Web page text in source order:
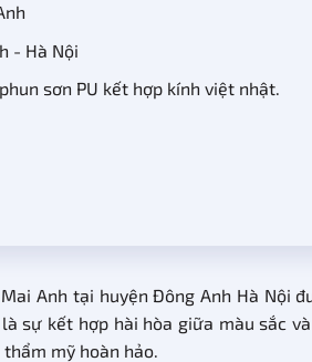
- Hà Nội
sơn PU kết hợp kính việt nhật.
Anh tại huyện Đông Anh Hà Nội
sự kết hợp hài hòa giữa màu sắc
mỹ hoàn hảo.